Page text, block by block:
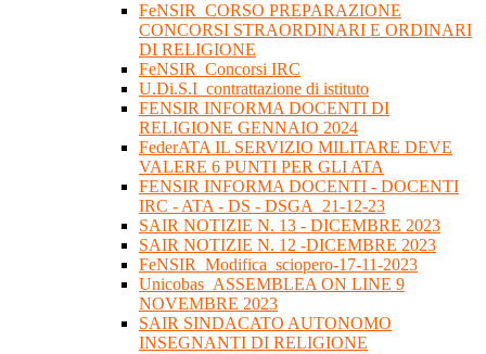
FeNSIR_CORSO PREPARAZIONE
CONCORSI STRAORDINARI E ORDINARI
DI RELIGIONE
FeNSIR_Concorsi IRC
U.Di.S.I_contrattazione di istituto
FENSIR INFORMA DOCENTI DI
RELIGIONE GENNAIO 2024
FederATA IL SERVIZIO MILITARE DEVE
VALERE 6 PUNTI PER GLI ATA
FENSIR INFORMA DOCENTI - DOCENTI
IRC - ATA - DS - DSGA_21-12-23
SAIR NOTIZIE N. 13 - DICEMBRE 2023
SAIR NOTIZIE N. 12 -DICEMBRE 2023
FeNSIR_Modifica_sciopero-17-11-2023
Unicobas_ASSEMBLEA ON LINE 9
NOVEMBRE 2023
SAIR SINDACATO AUTONOMO
INSEGNANTI DI RELIGIONE